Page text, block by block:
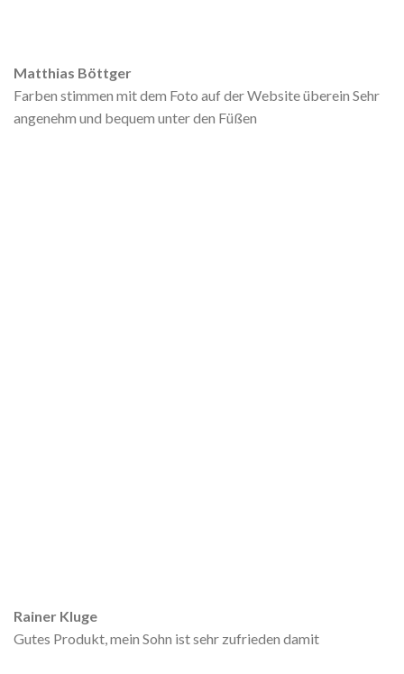
Matthias Böttger
Farben stimmen mit dem Foto auf der Website überein Sehr
angenehm und bequem unter den Füßen
Rainer Kluge
Gutes Produkt, mein Sohn ist sehr zufrieden damit